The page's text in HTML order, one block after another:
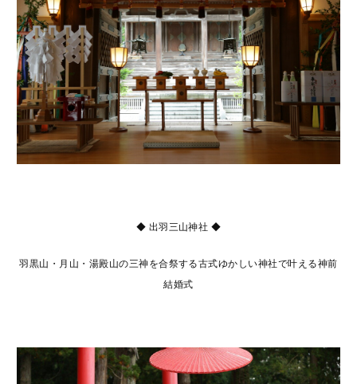
◆ 出羽三山神社 ◆
羽黒山・月山・湯殿山の三神を合祭する古式ゆかしい神社で叶える神前
結婚式